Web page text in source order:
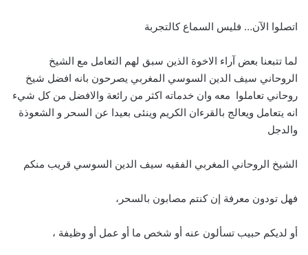
اتصلوا الآن… فليس السماع كالتجربة
لما تتبعنا بعض آراء الاخوة الذين سبق لهم التعامل مع الشيخ
الروحاني سيف الدين السوسي المغربي يصرحون بانه افضل شيخ
روحاني تعاملوا معه وان خدماته اكثر من رائعة والافضل من كل شيء
انه يتعامل ويعالج بالقرءان الكريم وينئى بعيدا عن السحر و الشعوذة
والدجل
الشيخ الروحاني المغربي الفقيه سيف الدين السوسي قريب منكم
فهل تودون معرفة إن كنتم مصابون بالسحر،
أو لديكم حبيب تسألون عنه أو شخص ما أو عمل أو وظيفة ،